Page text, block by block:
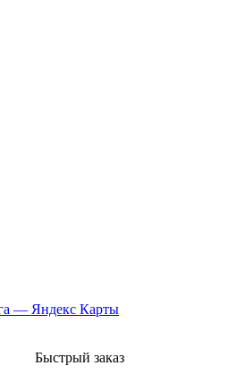
— Яндекс Карты
Быстрый заказ